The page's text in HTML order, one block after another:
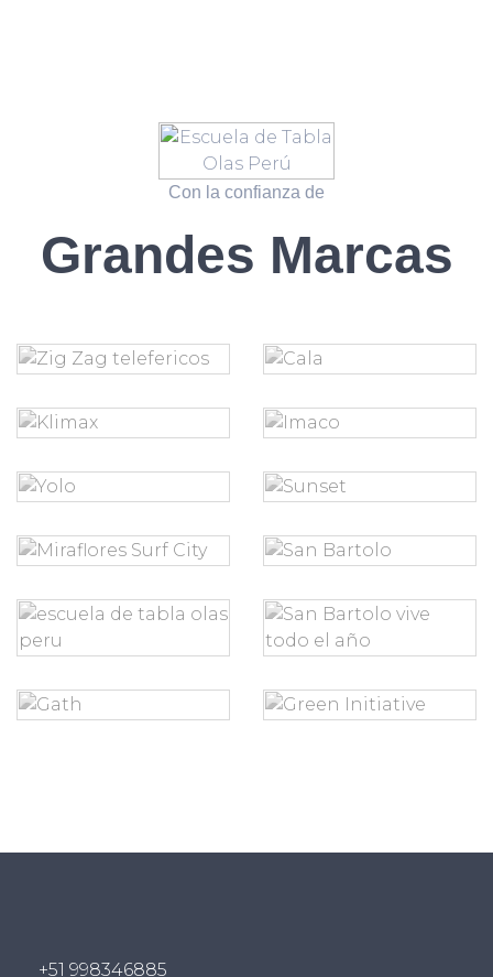
Con la confianza de
Grandes Marcas
+51 998346885